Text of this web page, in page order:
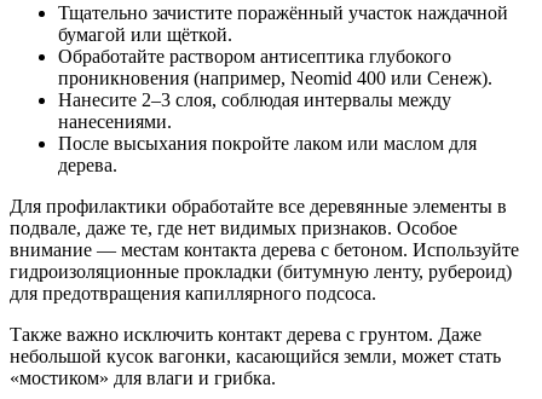
Тщательно зачистите поражённый участок наждачной
бумагой или щёткой.
Обработайте раствором антисептика глубокого
проникновения (например, Neomid 400 или Сенеж).
Нанесите 2–3 слоя, соблюдая интервалы между
нанесениями.
После высыхания покройте лаком или маслом для
дерева.
Для профилактики обработайте все деревянные элементы в
подвале, даже те, где нет видимых признаков. Особое
внимание — местам контакта дерева с бетоном. Используйте
гидроизоляционные прокладки (битумную ленту, рубероид)
для предотвращения капиллярного подсоса.
Также важно исключить контакт дерева с грунтом. Даже
небольшой кусок вагонки, касающийся земли, может стать
«мостиком» для влаги и грибка.